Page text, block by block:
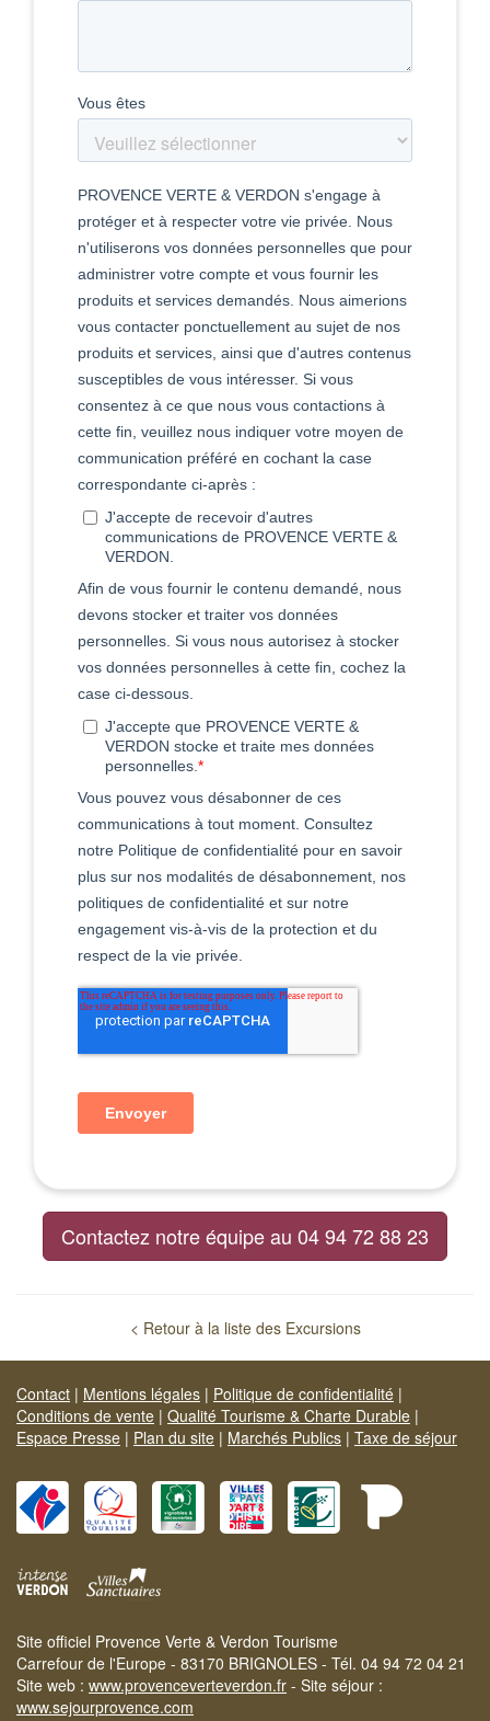
Contactez notre équipe au 04 94 72 88 23
< Retour à la liste des Excursions
Contact | Mentions légales | Politique de confidentialité |
Conditions de vente | Qualité Tourisme & Charte Durable |
Espace Presse | Plan du site | Marchés Publics | Taxe de séjour
Site officiel Provence Verte & Verdon Tourisme
Carrefour de l'Europe - 83170 BRIGNOLES - Tél. 04 94 72 04 21
Site web : www.provenceverteverdon.fr - Site séjour :
www.sejourprovence.com